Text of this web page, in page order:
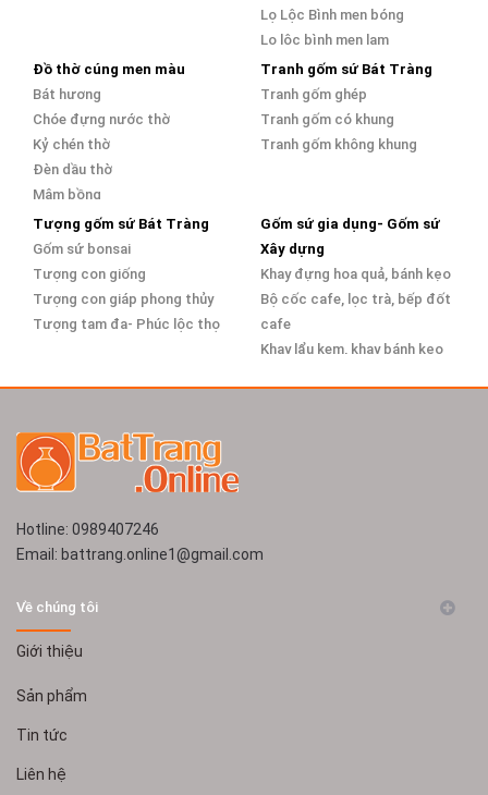
Lọ Lộc Bình men bóng
Lọ lộc bình men lam
Đồ thờ cúng men màu
Bát hương
Chóe đựng nước thờ
Kỷ chén thờ
Đèn dầu thờ
Mâm bồng
Tranh gốm sứ Bát Tràng
Tranh gốm ghép
Tranh gốm có khung
Tranh gốm không khung
Tượng gốm sứ Bát Tràng
Gốm sứ bonsai
Tượng con giống
Tượng con giáp phong thủy
Tượng tam đa- Phúc lộc thọ
Gốm sứ gia dụng- Gốm sứ
Xây dựng
Khay đựng hoa quả, bánh kẹo
Bộ cốc cafe, lọc trà, bếp đốt
cafe
Khay lẩu kem, khay bánh kẹo
Hotline: 0989407246
Email: battrang.online1@gmail.com
Về chúng tôi
Giới thiệu
Sản phẩm
Tin tức
Liên hệ